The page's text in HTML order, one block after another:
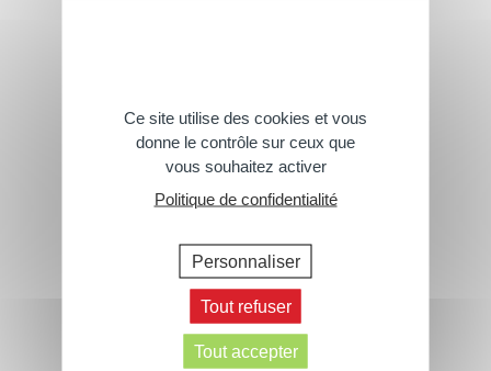
Abonnez-vous à notre newsletter
> Inscrivez-vous
Suivez-nous
Ce site utilise des cookies et vous
donne le contrôle sur ceux que
vous souhaitez activer
Politique de confidentialité
Personnaliser
Tout refuser
Tout accepter